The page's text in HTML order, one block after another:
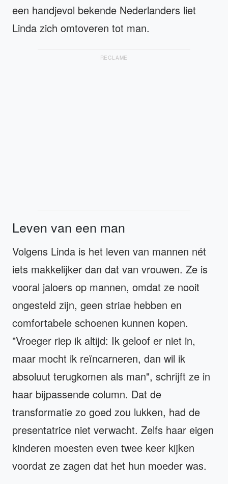
een handjevol bekende Nederlanders liet
Linda zich omtoveren tot man.
RECLAME
Leven van een man
Volgens Linda is het leven van mannen nét
iets makkelijker dan dat van vrouwen. Ze is
vooral jaloers op mannen, omdat ze nooit
ongesteld zijn, geen striae hebben en
comfortabele schoenen kunnen kopen.
"Vroeger riep ik altijd: Ik geloof er niet in,
maar mocht ik reïncarneren, dan wil ik
absoluut terugkomen als man", schrijft ze in
haar bijpassende column. Dat de
transformatie zo goed zou lukken, had de
presentatrice niet verwacht. Zelfs haar eigen
kinderen moesten even twee keer kijken
voordat ze zagen dat het hun moeder was.